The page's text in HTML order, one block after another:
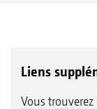
Liens
Vous